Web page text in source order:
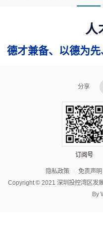
人
德才兼备、以德为先
分享
订阅号
隐私政策 免责声明
Copyright © 2021 深圳投控湾区发
By